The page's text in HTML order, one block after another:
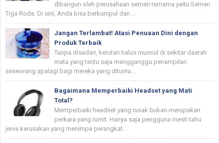
dibangun oleh perusahaan semen ternama yaitu Semen
Tiga Roda. Di sini, Anda bisa berkumpul dan ...
Jangan Terlambat! Atasi Penuaan Dini dengan
Produk Terbaik
Tanpa disadari, kerutan halus muncul di sekitar daerah
mata yang tentu saja mengganggu penampilan
seseorang apalagi bagi mereka yang dituntu...
Bagaimana Memperbaiki Headset yang Mati
Total?
Memperbaiki headset yang rusak bukan merupakan
perkara yang rumit. Hanya saja pengguna mesti tahu
jenis kerusakan yang menimpa perangkat...